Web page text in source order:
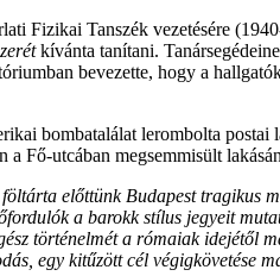
Fizikai Tanszék vezetésére
kívánta tanítani.
bevezette, hogy a
bombatalálat lerombolta
Fő-utcában megsemmisült
előttünk Budapest
a barokk stílus jegyeit
történelmét a rómaiak
egy kitűzött cél